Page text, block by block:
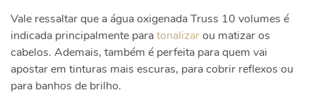
Vale ressaltar que a água oxigenada Truss 10 volumes é
indicada principalmente paratonalizarou matizar os
cabelos. Ademais, também é perfeita para quem vai
apostar em tinturas mais escuras, para cobrir reflexos ou
para banhos de brilho.